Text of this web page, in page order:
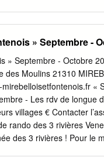
des ordures
01/07/2021 Population
Nombre total de
SIREN) Nature juridique
Quatre Rivières
21 CC Mirebellois et
Nombre total de
et cadre de vie
» Septembre -
» Septembre - Octobre
de longue durée Du 01/09/2017 29/
Contacter l’association Matinée
rando des 3 rivières
des 3 rivières ! Pour le